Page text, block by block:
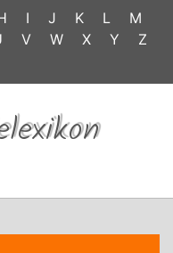
I J K L
M
V W X Y Z